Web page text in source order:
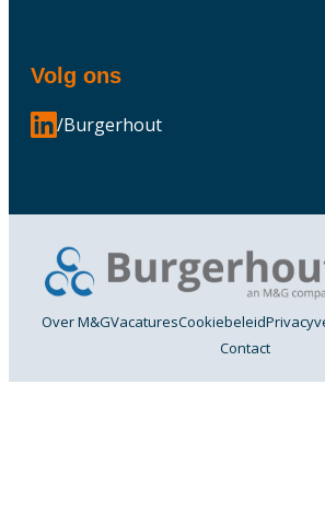
Volg ons
/Burgerhout
Over M&GVacaturesCookiebeleid
Contact